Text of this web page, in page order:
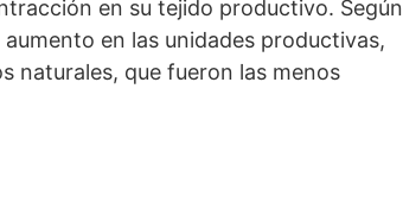
en su tejido productivo. Según
en las unidades productivas,
naturales, que fueron las menos